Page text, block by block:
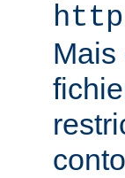
Mais